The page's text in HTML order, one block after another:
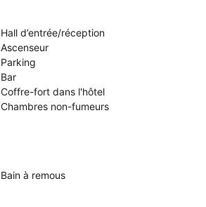
Hall d’entrée/réception
Ascenseur
Parking
Bar
Coffre-fort dans l'hôtel
Chambres non-fumeurs
Bain à remous